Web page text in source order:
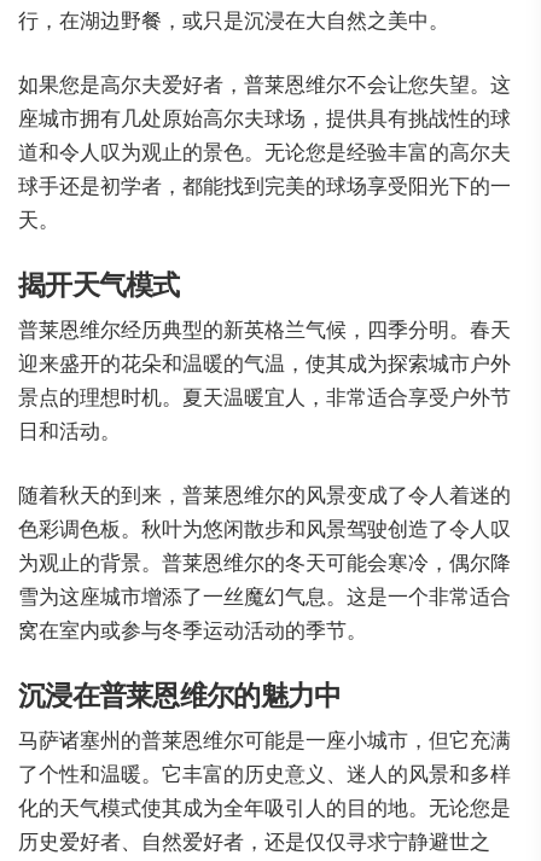
行，在湖边野餐，或只是沉浸在大自然之美中。
如果您是高尔夫爱好者，普莱恩维尔不会让您失望。这
座城市拥有几处原始高尔夫球场，提供具有挑战性的球
道和令人叹为观止的景色。无论您是经验丰富的高尔夫
球手还是初学者，都能找到完美的球场享受阳光下的一
天。
揭开天气模式
普莱恩维尔经历典型的新英格兰气候，四季分明。春天
迎来盛开的花朵和温暖的气温，使其成为探索城市户外
景点的理想时机。夏天温暖宜人，非常适合享受户外节
日和活动。
随着秋天的到来，普莱恩维尔的风景变成了令人着迷的
色彩调色板。秋叶为悠闲散步和风景驾驶创造了令人叹
为观止的背景。普莱恩维尔的冬天可能会寒冷，偶尔降
雪为这座城市增添了一丝魔幻气息。这是一个非常适合
窝在室内或参与冬季运动活动的季节。
沉浸在普莱恩维尔的魅力中
马萨诸塞州的普莱恩维尔可能是一座小城市，但它充满
了个性和温暖。它丰富的历史意义、迷人的风景和多样
化的天气模式使其成为全年吸引人的目的地。无论您是
历史爱好者、自然爱好者，还是仅仅寻求宁静避世之